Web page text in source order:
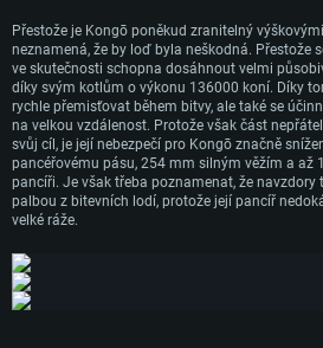
podporou Vulcan.
Připojení: Širokopásmové připojení
Místo na disku: 62,2 GB
Přestože je Kongō poněkud zranitelný
neznamená, že by loď byla neškodná. Přestože
ve skutečnosti schopna dosáhnout velmi
díky svým kotlům o výkonu 136000 koní. Díky
rychle přemisťovat během bitvy, ale také se
na velkou vzdálenost. Protože však část
svůj cíl, je její nebezpečí pro Kongō značně
pancéřovému pásu, 254 mm silným věžím a až
pancíři. Je však třeba poznamenat, že
palbou z bitevních lodí, protože její pancíř
velké ráže.